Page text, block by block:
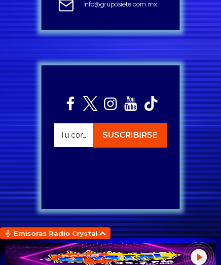
info@gruposiete.com.mx
Emisoras Radio Crystal